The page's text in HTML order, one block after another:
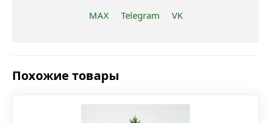
MAX
Telegram VK
Похожие товары